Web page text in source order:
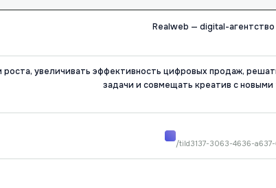
Realweb — digital-
увеличивать эффективность цифровых продаж,
задачи и совмещать креатив с новыми
/tild3137-3063-4636-